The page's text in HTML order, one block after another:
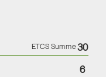
ETCS Summe30
6